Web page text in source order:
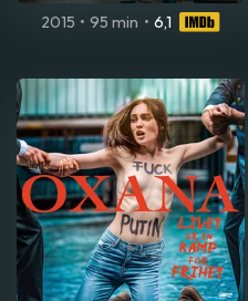
2015 • 95 min • 6,1